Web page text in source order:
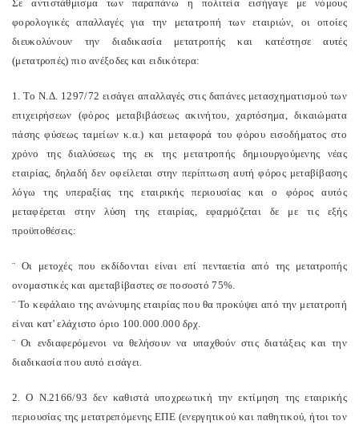
Σε αντιστάθμισμα των παραπάνω η πολιτεία εισήγαγε με νόμους
φορολογικές απαλλαγές για την μετατροπή των εταιριών, οι οποίες
διευκολύνουν την διαδικασία μετατροπής και κατέστησε αυτές
(μετατροπές) πιο ανέξοδες και ειδικότερα:
1. Το Ν.Δ. 1297/72 εισάγει απαλλαγές στις δαπάνες μετασχηματισμού των
επιχειρήσεων (φόρος μεταβιβάσεως ακινήτου, χαρτόσημα, δικαιώματα
πάσης φύσεως ταμείων κ.α.) και μεταφορά του φόρου εισοδήματος στο
χρόνο της διαλύσεως της εκ της μετατροπής δημιουργούμενης νέας
εταιρίας, δηλαδή δεν οφείλεται στην περίπτωση αυτή φόρος μεταβίβασης
λόγω της υπεραξίας της εταιρικής περιουσίας και ο φόρος αυτός
μεταφέρεται στην λύση της εταιρίας, εφαρμόζεται δε με τις εξής
προϋποθέσεις:
¨ Οι μετοχές που εκδίδονται είναι επί πενταετία από της μετατροπής
ονομαστικές και αμεταβίβαστες σε ποσοστό 75%.
¨ Το κεφάλαιο της ανώνυμης εταιρίας που θα προκύψει από την μετατροπή
είναι κατ' ελάχιστο όριο 100.000.000 δρχ.
¨ Οι ενδιαφερόμενοι να θελήσουν να υπαχθούν στις διατάξεις και την
διαδικασία που αυτό εισάγει.
2. Ο Ν.2166/93 δεν καθιστά υποχρεωτική την εκτίμηση της εταιρικής
περιουσίας της μετατρεπόμενης ΕΠΕ (ενεργητικού και παθητικού, ήτοι τον